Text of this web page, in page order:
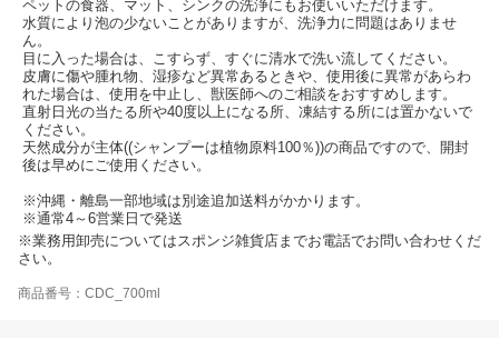
ペットの食器、マット、シンクの洗浄にもお使いいただけます。
水質により泡の少ないことがありますが、洗浄力に問題はありませ
ん。
目に入った場合は、こすらず、すぐに清水で洗い流してください。
皮膚に傷や腫れ物、湿疹など異常あるときや、使用後に異常があらわ
れた場合は、使用を中止し、獣医師へのご相談をおすすめします。
直射日光の当たる所や40度以上になる所、凍結する所には置かないで
ください。
天然成分が主体((シャンプーは植物原料100％))の商品ですので、開封
後は早めにご使用ください。
※沖縄・離島一部地域は別途追加送料がかかります。
※通常4～6営業日で発送
※業務用卸売についてはスポンジ雑貨店までお電話でお問い合わせくだ
さい。
商品番号：CDC_700ml